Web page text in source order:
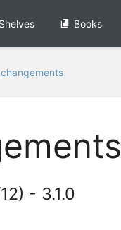
Shelves Books
- 3.1.0